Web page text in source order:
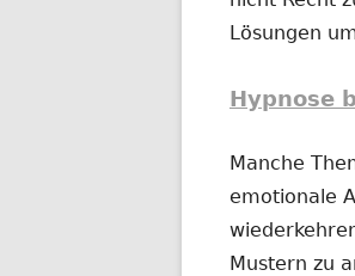
Lösungen
Hypnose
Manche
emotionale
Mustern zu